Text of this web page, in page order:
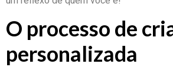
O processo de
personalizada